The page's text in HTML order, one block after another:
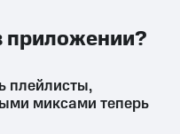
плейлисты,
миксами теперь